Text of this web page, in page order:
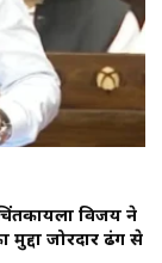
विजय ने
जोरदार ढंग से